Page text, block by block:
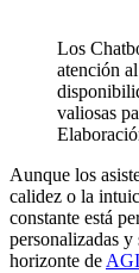
Los
atención
valiosas
Aunque los
calidez o la
constante está
personalizadas y
horizonte de